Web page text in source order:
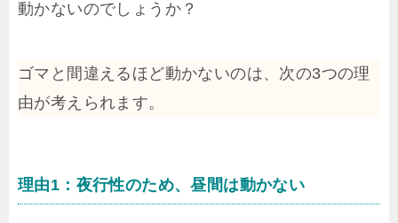
動かないのでしょうか？
ゴマと間違えるほど動かないのは、次の3つの理
由が考えられます。
理由1：夜行性のため、昼間は動かない